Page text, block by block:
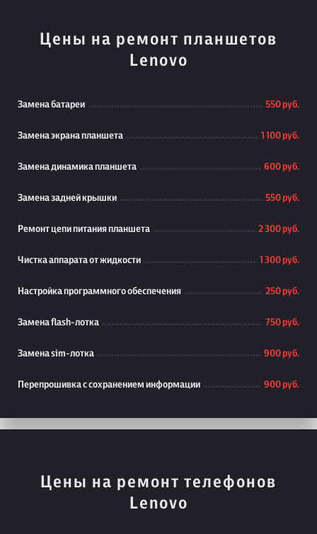
Цены на ремонт планшетов
Lenovo
Замена батареи 550 руб.
Замена экрана планшета 1 100 руб.
Замена динамика планшета 600 руб.
Замена задней крышки 550 руб.
Ремонт цепи питания планшета 2 300 руб.
Чистка аппарата от жидкости 1 300 руб.
Настройка программного обеспечения 250 руб.
Замена flash-лотка 750 руб.
Замена sim-лотка 900 руб.
Перепрошивка с сохранением информации 900 руб.
Цены на ремонт телефонов
Lenovo